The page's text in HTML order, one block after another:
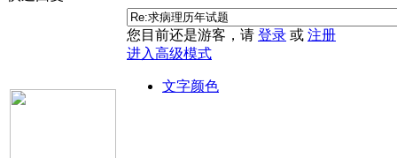
您目前还是游客，请 登录 或 注册
进入高级模式
文字颜色